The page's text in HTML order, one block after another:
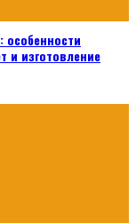
и изготовление